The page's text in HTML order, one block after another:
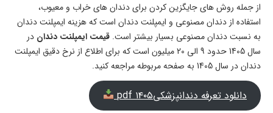
از جمله روش های جایگزین کردن برای دندان های خراب و معیوب،
استفاده از دندان مصنوعی و ایمپلنت دندان است که هزینه ایمپلنت دندان
به نسبت دندان مصنوعی بسیار بیشتر است. قیمت ایمپلنت دندان در
سال 1405 حدود 9 الی 20 میلیون است که برای اطلاع از نرخ دقیق ایمپلنت
دندان در سال 1405 به صفحه مربوطه مراجعه کنید.
دانلود تعرفه دندانپزشکی۱۴۰۵ pdf